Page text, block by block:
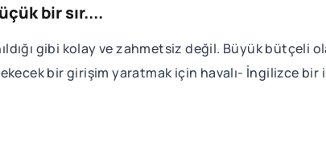
bir sır....
gibi kolay ve zahmetsiz değil. Büyük
bir girişim yaratmak için havalı- İngilizce bir